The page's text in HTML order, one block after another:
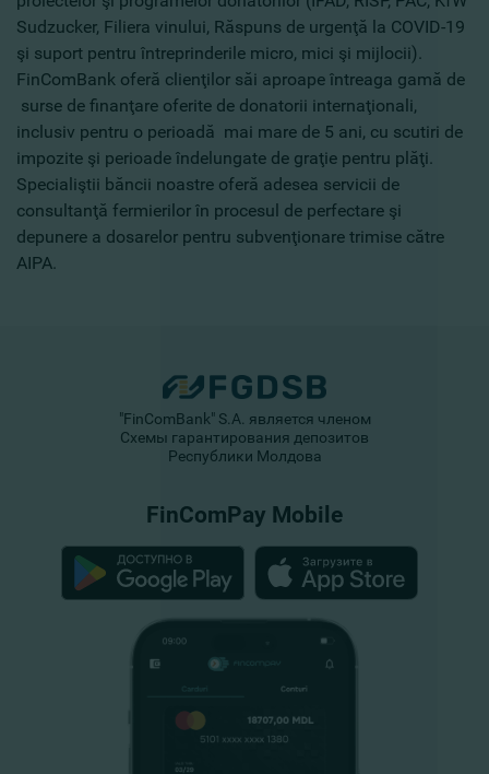
Sudzucker, Filiera vinului, Răspuns de urgenţă la COVID-19
şi suport pentru întreprinderile micro, mici şi mijlocii).
FinComBank oferă clienţilor săi aproape întreaga gamă de
surse de finanţare oferite de donatorii internaţionali,
inclusiv pentru o perioadă mai mare de 5 ani, cu scutiri de
impozite şi perioade îndelungate de graţie pentru plăţi.
Specialiştii băncii noastre oferă adesea servicii de
consultanţă fermierilor în procesul de perfectare şi
depunere a dosarelor pentru subvenţionare trimise către
AIPA.
"FinComBank" S.A. является членом
Схемы гарантирования депозитов
Республики Молдова
FinComPay Mobile